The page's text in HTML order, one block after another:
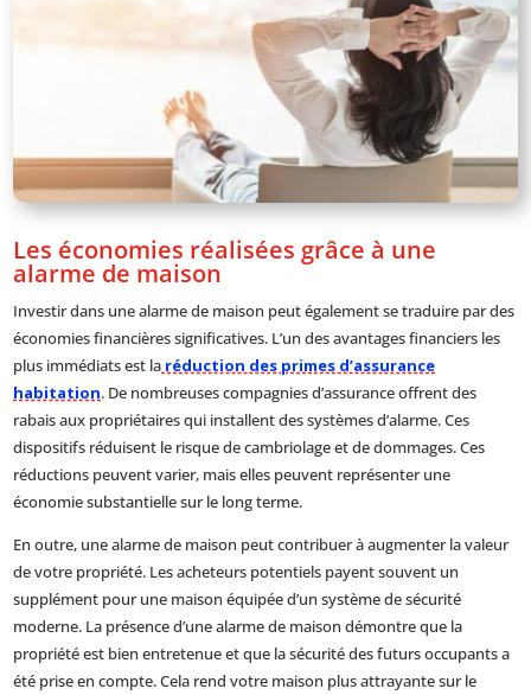
Les économies réalisées grâce à une
alarme de maison
Investir dans une alarme de maison peut également se traduire par des
économies financières significatives. L’un des avantages financiers les
plus immédiats est la réduction des primes d’assurance
habitation. De nombreuses compagnies d’assurance offrent des
rabais aux propriétaires qui installent des systèmes d’alarme. Ces
dispositifs réduisent le risque de cambriolage et de dommages. Ces
réductions peuvent varier, mais elles peuvent représenter une
économie substantielle sur le long terme.
En outre, une alarme de maison peut contribuer à augmenter la valeur
de votre propriété. Les acheteurs potentiels payent souvent un
supplément pour une maison équipée d’un système de sécurité
moderne. La présence d’une alarme de maison démontre que la
propriété est bien entretenue et que la sécurité des futurs occupants a
été prise en compte. Cela rend votre maison plus attrayante sur le